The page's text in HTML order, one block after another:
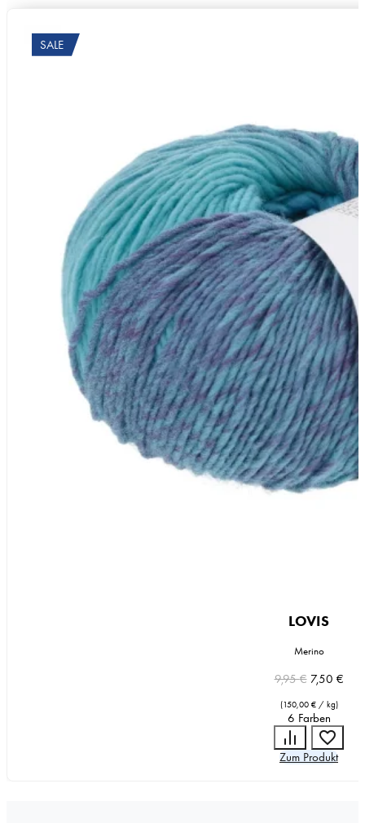
SALE
Zusammensetzung
100% Schurwolle (Merino extrafine
Lauflänge
~170m / 50g
Nadelstärke
Ø 4,5-5 mm
Garnstärke
Worsted
Maschenprobe
19 M x 27 R
LOVIS
Merino
9,95€
war:
9,95 €
7,50 €
(150,00 €/ kg)
6 Farben
Zum Produkt